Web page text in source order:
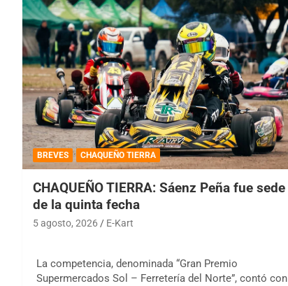
BREVES CHAQUEÑO TIERRA
CHAQUEÑO TIERRA: Sáenz Peña fue sede
de la quinta fecha
5 agosto, 2026 E-Kart
La competencia, denominada “Gran Premio
Supermercados Sol – Ferretería del Norte”, contó con